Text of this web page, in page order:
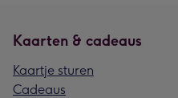
Kaarten & cadeaus
Kaartje sturen
Cadeaus